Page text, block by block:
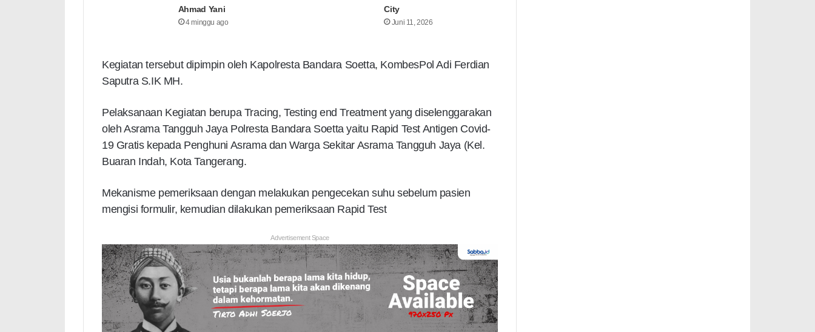
Ahmad Yani
4 minggu ago
City
Juni 11, 2026
Kegiatan tersebut dipimpin oleh Kapolresta Bandara Soetta, KombesPol Adi Ferdian
Saputra S.IK MH.
Pelaksanaan Kegiatan berupa Tracing, Testing end Treatment yang diselenggarakan
oleh Asrama Tangguh Jaya Polresta Bandara Soetta yaitu Rapid Test Antigen Covid-
19 Gratis kepada Penghuni Asrama dan Warga Sekitar Asrama Tangguh Jaya (Kel.
Buaran Indah, Kota Tangerang.
Mekanisme pemeriksaan dengan melakukan pengecekan suhu sebelum pasien
mengisi formulir, kemudian dilakukan pemeriksaan Rapid Test
Advertisement Space